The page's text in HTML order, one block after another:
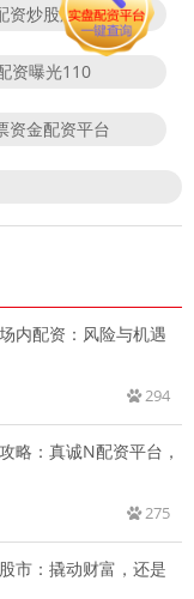
资炒股爆仓
资曝光110
资金配资平台
内配资：风险与机遇
294
略：真诚N配资平台，
275
市：撬动财富，还是